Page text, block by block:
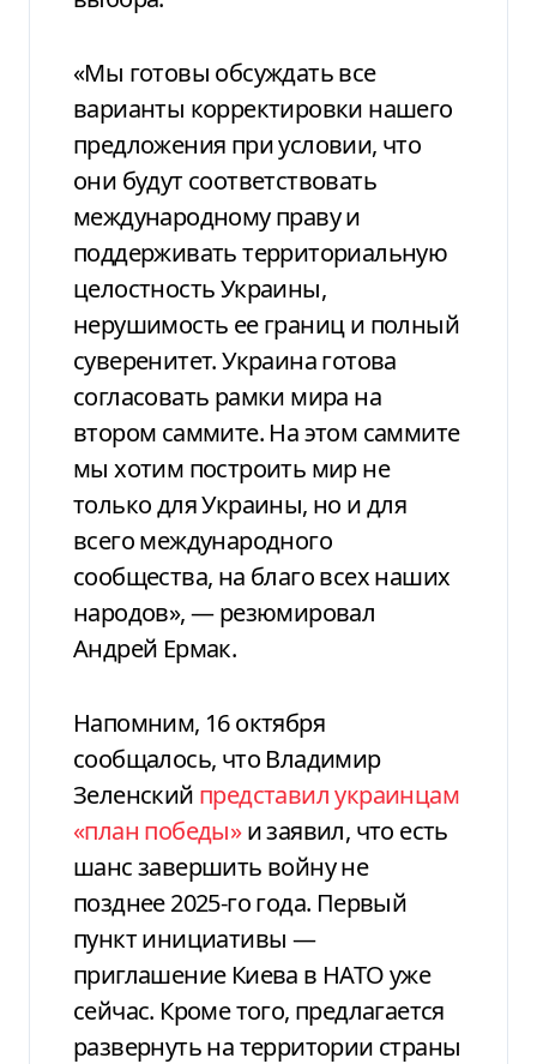
«Мы готовы обсуждать все
варианты корректировки нашего
предложения при условии, что
они будут соответствовать
международному праву и
поддерживать территориальную
целостность Украины,
нерушимость ее границ и полный
суверенитет. Украина готова
согласовать рамки мира на
втором саммите. На этом саммите
мы хотим построить мир не
только для Украины, но и для
всего международного
сообщества, на благо всех наших
народов», — резюмировал
Андрей Ермак.
Напомним, 16 октября
сообщалось, что Владимир
Зеленский представил украинцам
«план победы»и заявил, что есть
шанс завершить войну не
позднее 2025-го года. Первый
пункт инициативы —
приглашение Киева в НАТО уже
сейчас. Кроме того, предлагается
развернуть на территории страны